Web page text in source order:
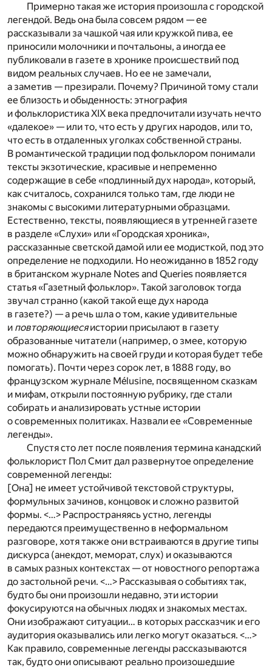
Примерно такая же история произошла с городской
легендой. Ведь она была совсем рядом — ее
рассказывали за чашкой чая или кружкой пива, ее
приносили молочники и почтальоны, а иногда ее
публиковали в газете в хронике происшествий под
видом реальных случаев. Но ее не замечали,
а заметив — презирали. Почему? Причиной тому стали
ее близость и обыденность: этнография
и фольклористика XIX века предпочитали изучать нечто
«далекое» — или то, что есть у других народов, или то,
что есть в отдаленных уголках собственной страны.
В романтической традиции под фольклором понимали
тексты экзотические, красивые и непременно
содержащие в себе «подлинный дух народа», который,
как считалось, сохранился только там, где люди не
знакомы с высокими литературными образцами.
Естественно, тексты, появляющиеся в утренней газете
в разделе «Слухи» или «Городская хроника»,
рассказанные светской дамой или ее модисткой, под это
определение не подходили. Но неожиданно в 1852 году
в британском журнале Notes and Queries появляется
статья «Газетный фольклор». Такой заголовок тогда
звучал странно (какой такой еще дух народа
в газете?) — а речь шла о том, какие удивительные
и повторяющиесяистории присылают в газету
образованные читатели (например, о змее, которую
можно обнаружить на своей груди и которая будет тебе
помогать). Почти через сорок лет, в 1888 году, во
французском журнале Mélusine, посвященном сказкам
и мифам, открыли постоянную рубрику, где стали
собирать и анализировать устные истории
о современных политиках. Назвали ее «Современные
легенды».
Спустя сто лет после появления термина канадский
фольклорист Пол Смит дал развернутое определение
современной легенды:
[Она] не имеет устойчивой текстовой структуры,
формульных зачинов, концовок и сложно развитой
формы. <…> Распространяясь устно, легенды
передаются преимущественно в неформальном
разговоре, хотя также они встраиваются в другие типы
дискурса (анекдот, меморат, слух) и оказываются
в самых разных контекстах — от новостного репортажа
до застольной речи. <…> Рассказывая о событиях так,
будто бы они произошли недавно, эти истории
фокусируются на обычных людях и знакомых местах.
Они изображают ситуации… в которых рассказчик и его
аудитория оказывались или легко могут оказаться. <…>
Как правило, современные легенды рассказываются
так, будто они описывают реально произошедшие